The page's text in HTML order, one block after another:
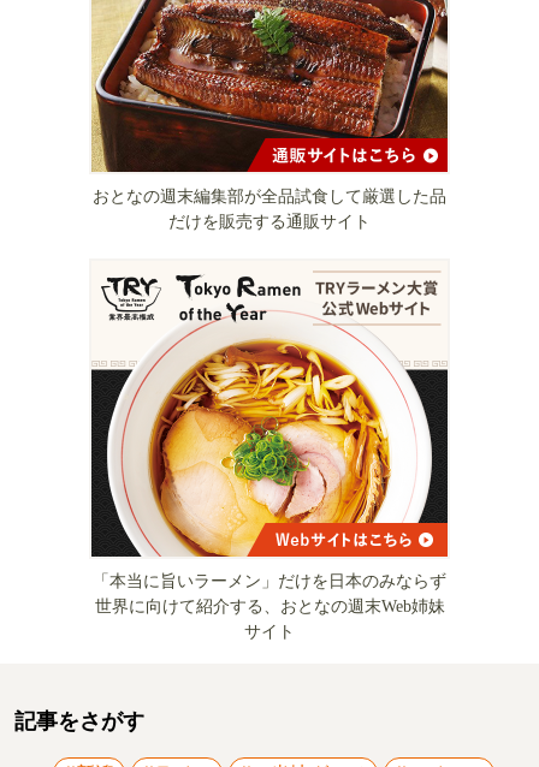
おとなの週末編集部が全品試食して厳選した品
だけを販売する通販サイト
「本当に旨いラーメン」だけを日本のみならず
世界に向けて紹介する、おとなの週末Web姉妹
サイト
記事をさがす